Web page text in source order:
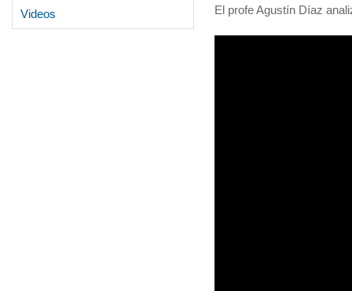
Videos
El profe Agustín Díaz